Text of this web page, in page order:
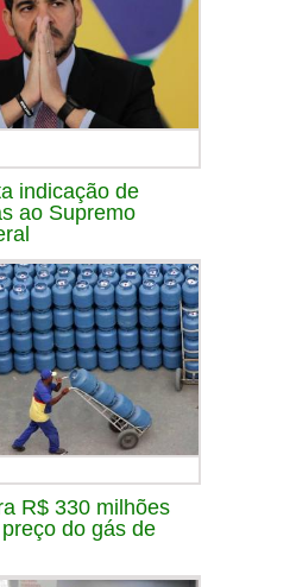
indicação de
ao Supremo
R$ 330 milhões
do gás de